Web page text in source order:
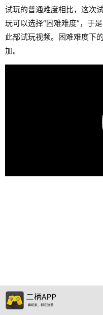
试玩的普通难度相比，这次
玩可以选择“困难难度”，于
此部试玩视频。困难难度下
加。